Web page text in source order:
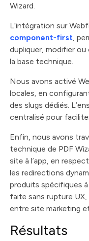
Wizard.
L’intégration sur
component-first ,
dupliquer, modifier
la base technique.
Nous avons activé
locales, en
des slugs dédiés.
centralisé pour
Enfin, nous avons
technique de PDF
site à l’app, en
les redirections
produits spécifiques à
faite sans rupture
entre site marketing
Résultats